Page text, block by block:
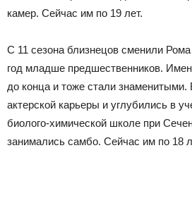
камер. Сейчас им по 19 лет.
С 11 сезона близнецов сменили
год младше предшественников.
до конца и тоже стали
актерской карьеры и углубились в
биолого-химической школе при
занимались самбо. Сейчас им по 18